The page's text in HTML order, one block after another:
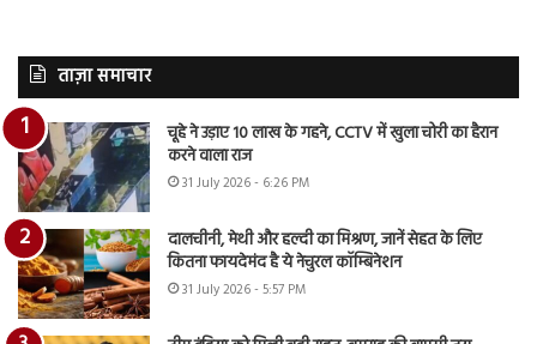
ताज़ा समाचार
चूहे ने उड़ाए 10 लाख के गहने, CCTV में खुला चोरी का हैरान
करने वाला राज
31 July 2026 - 6:26 PM
दालचीनी, मेथी और हल्दी का मिश्रण, जानें सेहत के लिए
कितना फायदेमंद है ये नेचुरल कॉम्बिनेशन
31 July 2026 - 5:57 PM